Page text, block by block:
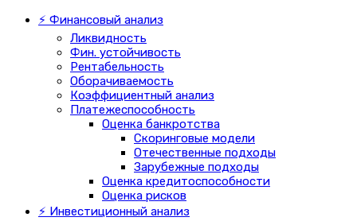
⚡ Финансовый анализ
Ликвидность
Фин. устойчивость
Рентабельность
Оборачиваемость
Коэффициентный анализ
Платежеспособность
Оценка банкротства
Скоринговые модели
Отечественные подходы
Зарубежные подходы
Оценка кредитоспособности
Оценка рисков
⚡ Инвестиционный анализ